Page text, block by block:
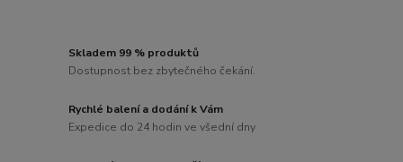
Skladem 99 % produktů
Dostupnost bez zbytečného čekání.
Rychlé balení a dodání k Vám
Expedice do 24 hodin ve všední dny